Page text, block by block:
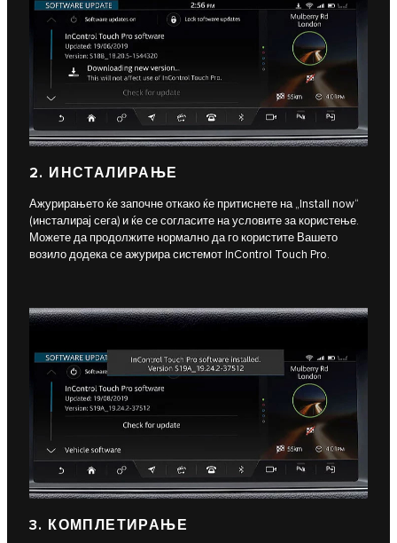
2. ИНСТАЛИРАЊЕ
Ажурирањето ќе започне откако ќе притиснете на „Install now“
(инсталирај сега) и ќе се согласите на условите за користење.
Можете да продолжите нормално да го користите Вашето
возило додека се ажурира системот InControl Touch Pro.
3. КОМПЛЕТИРАЊЕ